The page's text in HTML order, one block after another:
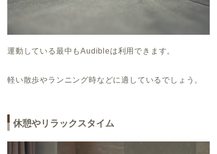
運動している最中もAudibleは利用できます。
軽い散歩やランニング時などに適しているでしょう。
休憩やリラックスタイム